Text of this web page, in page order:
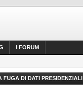
I FORUM
DI DATI PRESIDENZIALI